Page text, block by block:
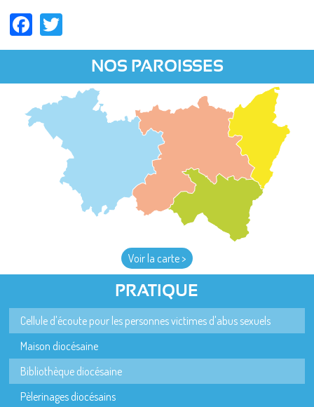
Facebook
NOS PAROISSES
Voir la carte >
PRATIQUE
Cellule d'écoute pour les personnes victimes d'abus sexuels
Maison diocésaine
Bibliothèque diocésaine
Pèlerinages diocésains